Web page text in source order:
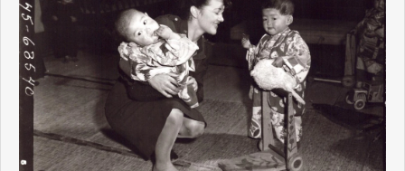
よくあるご質問